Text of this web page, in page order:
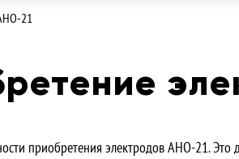
21
приобретения электродов АНО-21.